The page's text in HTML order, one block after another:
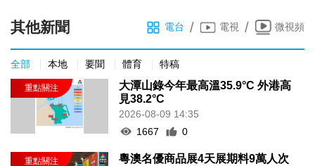
其他新聞 電台 / 電視 / 微視頻
全部 本地 要聞 體育 特稿
大潭山錄今年最高溫35.9°C 外港高
見38.2°C
2026-08-09 14:35
1667
0
粵澳名優商品展4天展期料9萬人次